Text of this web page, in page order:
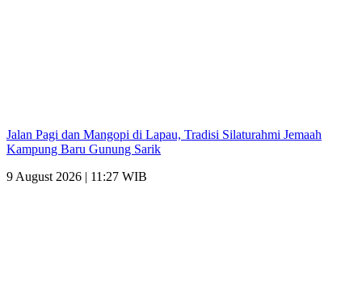
Jalan Pagi dan Mangopi di Lapau, Tradisi Silaturahmi Jemaah
Kampung Baru Gunung Sarik
9 August 2026 | 11:27 WIB